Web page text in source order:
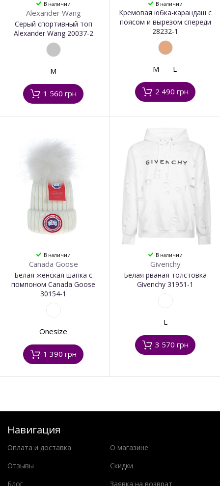
В наличии
Alexander Wang
Серый спортивный топ
Alexander Wang 20037-2
M
1 560 грн
В наличии
Кремовая юбка-карандаш с
поясом и вырезом спереди
28232-1
M L
2 490 грн
В наличии
Canada Goose
Белая женская шапка с
помпоном Canada Goose
30154-1
Onesize
1 390 грн
В наличии
Givenchy
Белая рваная толстовка
Givenchy 31951-1
L
3 570 грн
Навигация
Оплата и доставка
О магазине
Отзывы
Скидки
Блог
Заявка на возврат